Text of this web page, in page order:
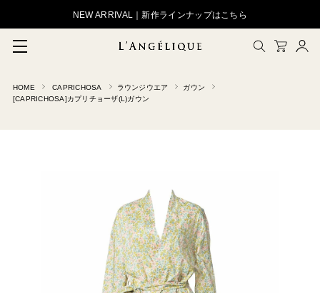
NEW ARRIVAL｜新作ラインナップはこちら
メルマガ登録
HOME CAPRICHOSA ラウンジウエア
ガウン
[CAPRICHOSA]カプリチョーザ(L)ガウン